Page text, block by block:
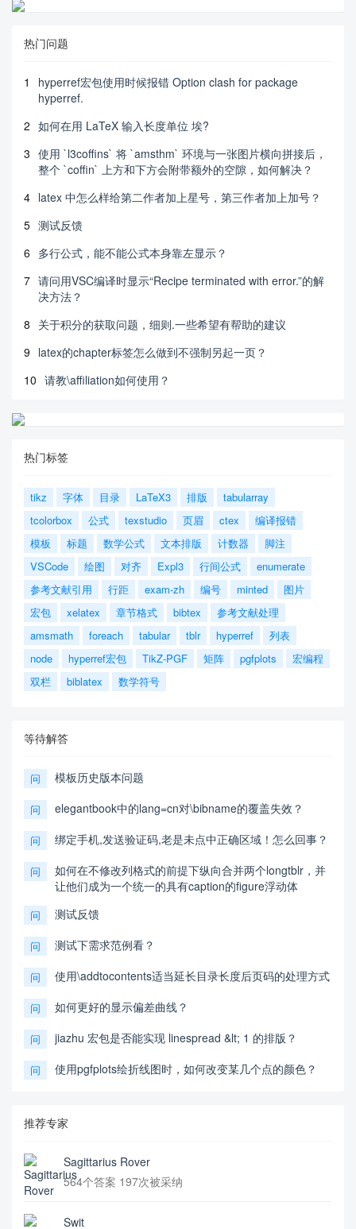
热门问题
1
hyperref宏包使用时候报错 Option clash for package
hyperref.
2 如何在用 LaTeX 输入长度单位 埃?
3 使用 `l3coffins` 将 `amsthm` 环境与一张图片横向拼接后，
整个 `coffin` 上方和下方会附带额外的空隙，如何解决？
4 latex 中怎么样给第二作者加上星号，第三作者加上加号？
5 测试反馈
6 多行公式，能不能公式本身靠左显示？
7 请问用VSC编译时显示“Recipe terminated with error.”的解
决方法？
8 关于积分的获取问题，细则.一些希望有帮助的建议
9 latex的chapter标签怎么做到不强制另起一页？
10 请教\affiliation如何使用？
热门标签
tikz 字体 目录 LaTeX3 排版
tabularray
tcolorbox
公式 texstudio 页眉 ctex
编译报错
模板
标题 数学公式 文本排版 计数器
脚注
VSCode
绘图 对齐 Expl3 行间公式
enumerate
参考文献引用
行距 exam-zh 编号 minted
图片
宏包
xelatex 章节格式 bibtex
参考文献处理
amsmath
foreach tabular tblr hyperref
列表
node
hyperref宏包 TikZ-PGF 矩阵 pgfplots
宏编程
双栏
biblatex 数学符号
等待解答
问 模板历史版本问题
问 elegantbook中的lang=cn对\bibname的覆盖失效？
问 绑定手机,发送验证码,老是未点中正确区域！怎么回事？
问
如何在不修改列格式的前提下纵向合并两个longtblr，并
让他们成为一个统一的具有caption的figure浮动体
问 测试反馈
问 测试下需求范例看？
问 使用\addtocontents适当延长目录长度后页码的处理方式
问 如何更好的显示偏差曲线？
问 jiazhu 宏包是否能实现 linespread &lt; 1 的排版？
问 使用pgfplots绘折线图时，如何改变某几个点的颜色？
推荐专家
Sagittarius Rover
564个答案 197次被采纳
Swit